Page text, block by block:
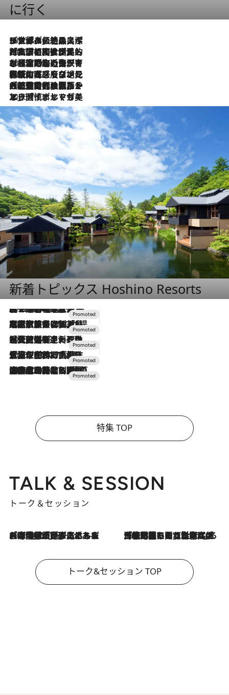
に行く
2026.8.8
リスボンの絶品スイーツ「パステル・デ・ナタ」とは？ポルトガル伝統の奥深い世界へ
2026.7.27
「私の祖国はポルトガル語です」国民的詩人フェルナンド・ペソアと、彼が愛した文学の街を歩く
2026.7.26
ポルトガル近海が育む極上の海の幸。キリリと冷えた白ワインと愉しむ、シーフード専門店の贅沢
2026.7.22
伝統の味をモダンに昇華。高感度な地元客が集う、リスボンの最旬ガストロノミー
2026.7.21
大航海時代の栄華から、震災、独裁、そして革命へ。ポルトガル・首都リスボンの石畳に刻まれた「歴史の光と影」
2026.7.13
エッセイ・ヤマザキマリ「慎ましくも美しき国 ポルトガル」
新着トピックス Hoshino Resorts
2026.8.7
【トンボの足水浴】ヒノキの香りに包まれて涼感マックス！約13℃の湧水かけ流しを避暑地「星野温泉 トンボの湯」で体験
2026.7.31
【ホテル帰省】という選択肢をOMOが提案。家族とほどよい距離を保つには「昼は実家、夜は気兼ねなくホテルで！」
2026.7.24
【夏限定ディナーコース】旬を迎える稚鮎や花ズッキーニなどをイタリア・トスカーナの郷土料理の手法で満喫！
2026.7.17
「土佐和ハーブかき氷」がOMO7高知に登場！生姜、山椒、大葉など目にも舌にも涼を呼ぶ郷土の味
2026.7.10
NEW OPEN！【界 草津】名湯の地に誕生。趣の異なる2種の温泉と上州ならではの会席・蕎麦割烹など美食を味わう究極の癒やし旅
特集 TOP
TALK & SESSION
トーク＆セッション
2026.8.3
「今後値上げがあるとすれば…」「リスクがあるのは今年の冬」エネルギー専門家が語る、ホルムズ海峡封鎖が家庭にもたらす“ある心配” 2026.8.3
「住宅建てられない…」「サーチャージ料の高値が続いている」ホルムズ海峡封鎖による影響はいつまで続く？《エネルギー専門家に聞く“どうなる日本の暮らし”》
トーク&セッション TOP